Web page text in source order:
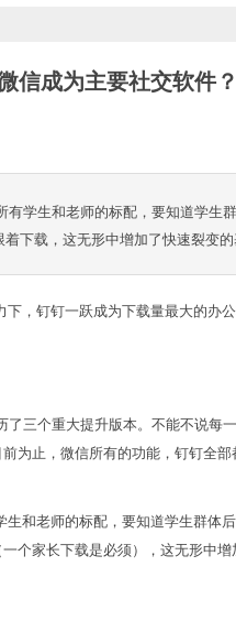
信成为主要社交软件？
学生和老师的标配，要知道学生
下载，这无形中增加了快速裂变的
，钉钉一跃成为下载量最大的办公
三个重大提升版本。不能不说每
为止，微信所有的功能，钉钉全部
和老师的标配，要知道学生群体
个家长下载是必须），这无形中增